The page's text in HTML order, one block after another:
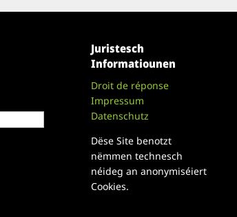
Juristesch
Informatiounen
Droit de réponse
Impressum
Datenschutz
Dëse Site benotzt
nëmmen technesch
néideg an anonymiséiert
Cookies.